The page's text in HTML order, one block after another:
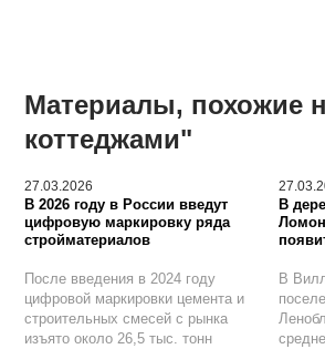
Материалы, похожие
коттеджами"
27.03.2026
В 2026 году в России введут
цифровую маркировку ряда
стройматериалов
После введения в 2024 году
цифровой маркировки цемента и
строительных смесей с рынка
изъято около 26,5 тыс. тонн
В
В